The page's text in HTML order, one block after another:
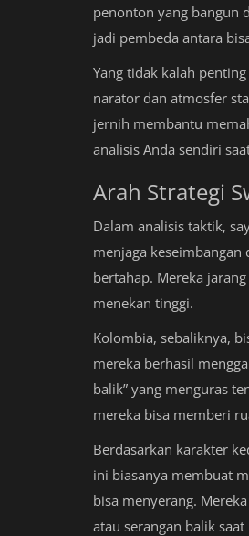
penonton yang bangun
jadi pembeda antara
Yang tidak kalah
narator dan atmosfer
jernih membantu
analisis Anda sendiri
Arah Strategi
Dalam analisis taktik,
menjaga keseimbangan
bertahap. Mereka
menekan tinggi.
Kolombia, sebaliknya,
mereka berhasil
balik” yang menguras
mereka bisa memberi
Berdasarkan karakter
ini biasanya membuat
bisa menyerang.
atau serangan balik